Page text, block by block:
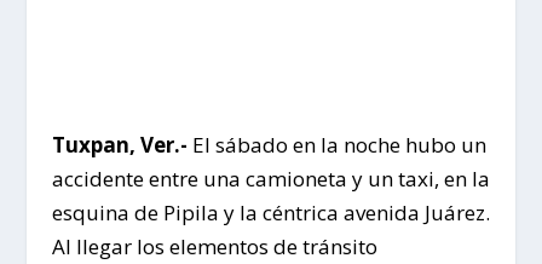
Tuxpan, Ver.- El sábado en la noche hubo un
accidente entre una camioneta y un taxi, en la
esquina de Pipila y la céntrica avenida Juárez.
Al llegar los elementos de tránsito